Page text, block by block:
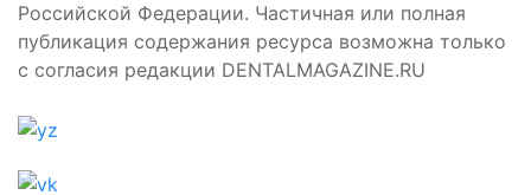
Российской Федерации. Частичная или полная
публикация содержания ресурса возможна только
с согласия редакции DENTALMAGAZINE.RU